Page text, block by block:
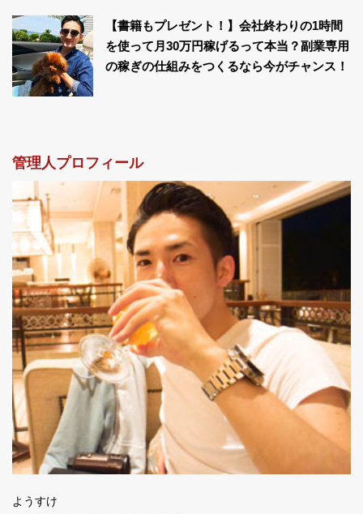
【書籍もプレゼント！】会社終わりの1時間
を使って月30万円稼げるって本当？副業専用
の稼ぎの仕組みをつくるなら今がチャンス！
管理人プロフィール
ようすけ